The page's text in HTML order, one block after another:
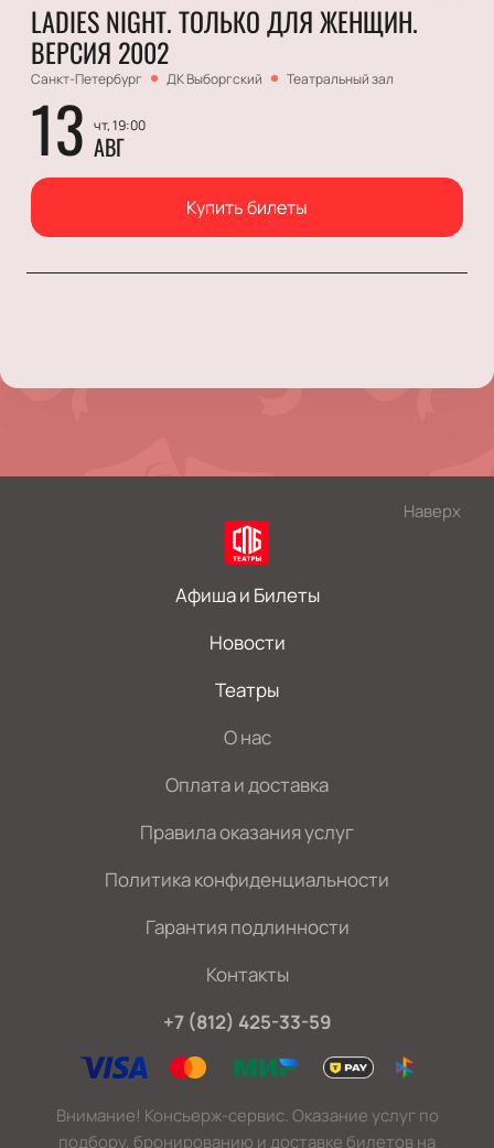
LADIES NIGHT. ТОЛЬКО ДЛЯ ЖЕНЩИН.
ВЕРСИЯ 2002
Санкт-Петербург ДК Выборгский Театральный зал
13 чт, 19:00
АВГ
Купить билеты
Наверх
Афиша и Билеты
Новости
Театры
О нас
Оплата и доставка
Правила оказания услуг
Политика конфиденциальности
Гарантия подлинности
Контакты
+7 (812) 425-33-59
Внимание! Консьерж-сервис. Оказание услуг по
подбору, бронированию и доставке билетов на